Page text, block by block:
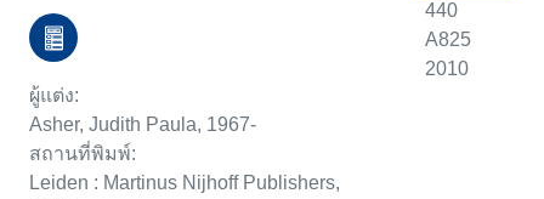
ผู้แต่ง:
Asher, Judith Paula, 1967-
สถานที่พิมพ์:
Leiden : Martinus Nijhoff Publishers,
440
A825
2010